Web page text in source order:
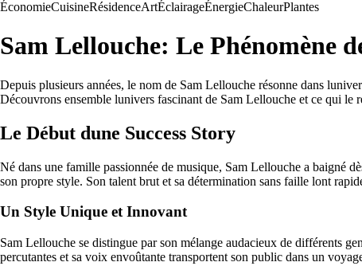
ÉconomieCuisineRésidenceArtÉclairageÉnergieChaleurPlantes
Sam Lellouche: Le Phénomène
Depuis plusieurs années, le nom de Sam Lellouche résonne dans
Découvrons ensemble lunivers fascinant de Sam Lellouche et ce qui le
Le Début dune Success Story
Né dans une famille passionnée de musique, Sam Lellouche a baigné
son propre style. Son talent brut et sa détermination sans faille lont
Un Style Unique et Innovant
Sam Lellouche se distingue par son mélange audacieux de différents
percutantes et sa voix envoûtante transportent son public dans un